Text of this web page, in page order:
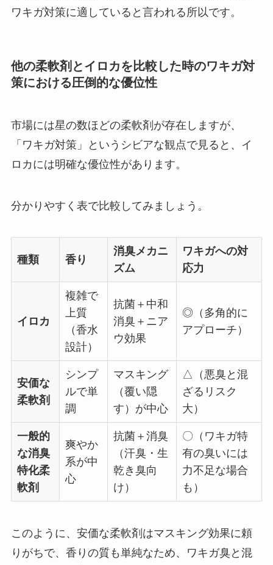
ワキガ対策に適していると言われる所以です。
他の柔軟剤とイロカを比較した時のワキガ対
策における圧倒的な優位性
市場には星の数ほどの柔軟剤が存在しますが、
「ワキガ対策」というシビアな観点で見ると、イ
ロカには明確な優位性があります。
分かりやすく表で比較してみましょう。
種類 香り
消臭メカニ
ズム
ワキガへの対
応力
イロカ
複雑で
上質
（香水
設計）
抗菌＋中和
消臭＋ニア
ウ効果
◎（多角的に
アプローチ）
安価な
柔軟剤
シンプ
ルで単
調
マスキング
（覆い隠
す）が中心
△（悪臭と混
ざるリスク
大）
一般的
な消臭
特化柔
軟剤
爽やか
系が中
心
抗菌＋消臭
（汗臭・生
乾き臭向
け）
〇（ワキガ特
有の臭いには
力不足な場合
も）
このように、安価な柔軟剤はマスキング効果に頼
りがちで、香りの質も単純なため、ワキガ臭と混